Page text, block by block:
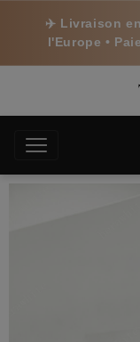
✈️ Livraison
l'Europe •